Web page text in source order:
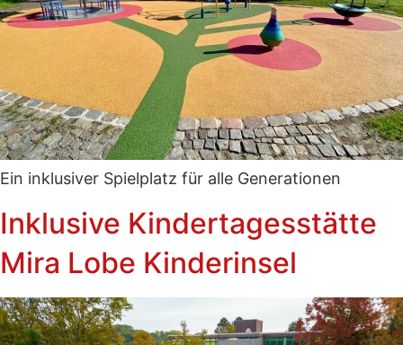
Ein inklusiver Spielplatz für alle Generationen
Inklusive Kindertagesstätte
Mira Lobe Kinderinsel